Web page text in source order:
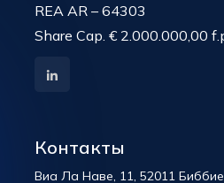
REA AR – 64303
Share Cap. € 2.000.000,00
Контакты
Виа Ла Наве, 11, 52011